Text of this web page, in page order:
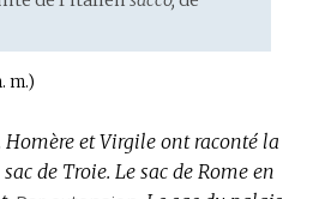
m.)
Homère et Virgile ont raconté la
de Troie. Le sac de Rome en